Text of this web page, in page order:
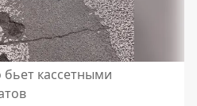
кассетными